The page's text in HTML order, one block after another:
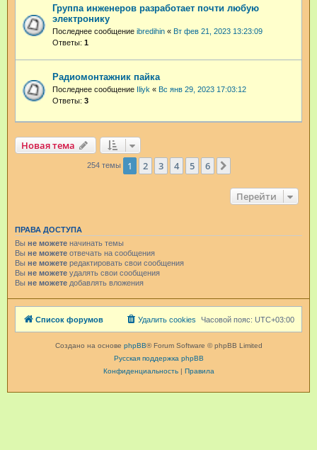
Группа инженеров разработает почти любую
электронику
Последнее сообщение ibredihin « Вт фев 21, 2023 13:23:09
Ответы: 1
Радиомонтажник пайка
Последнее сообщение Iliyk « Вс янв 29, 2023 17:03:12
Ответы: 3
Новая тема
254 темы 1 2 3 4 5 6
Перейти
ПРАВА ДОСТУПА
Вы не можете начинать темы
Вы не можете отвечать на сообщения
Вы не можете редактировать свои сообщения
Вы не можете удалять свои сообщения
Вы не можете добавлять вложения
Список форумов Часовой пояс: UTC+03:00
Удалить cookies
Создано на основе phpBB® Forum Software © phpBB Limited
Русская поддержка phpBB
Конфиденциальность| Правила